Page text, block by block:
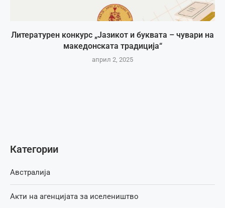
Литературен конкурс „Јазикот и буквата – чувари на
македонската традиција“
април 2, 2025
Категории
Австралија
Акти на агенцијата за иселеништво